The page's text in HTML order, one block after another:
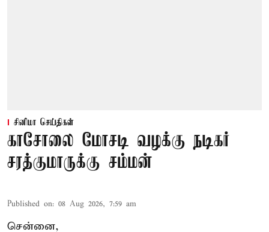
சினிமா செய்திகள்
காசோலை மோசடி வழக்கு நடிகர்
சரத்குமாருக்கு சம்மன்
Published on: 08 Aug 2026, 7:59 am
சென்னை,